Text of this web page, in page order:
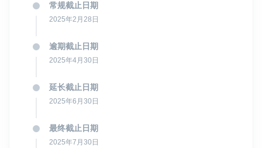
常规截止日期
2025年2月28日
逾期截止日期
2025年4月30日
延长截止日期
2025年6月30日
最终截止日期
2025年7月30日